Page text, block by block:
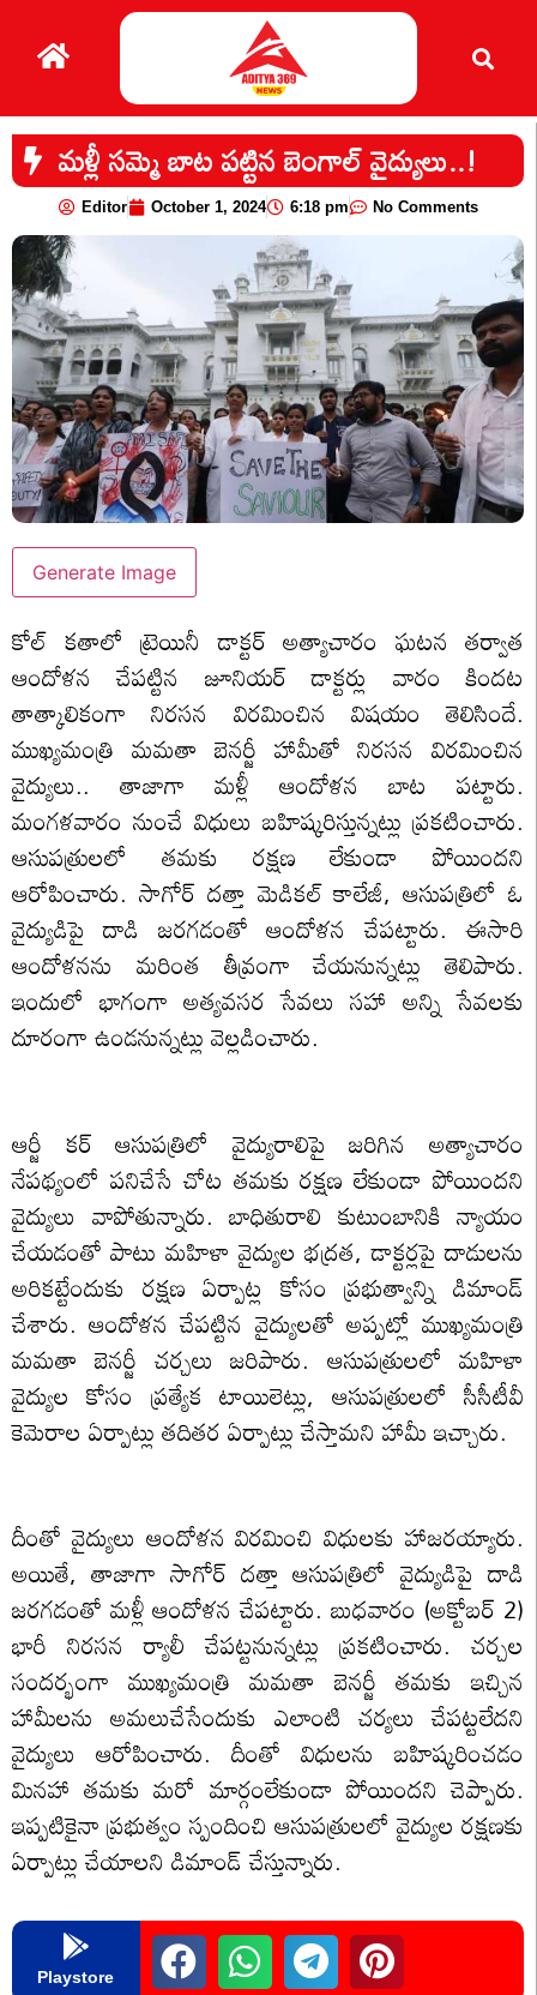
మళ్లీ సమ్మె బాట పట్టిన బెంగాల్ వైద్యులు..!
Editor October 1, 2024 6:18 pm No Comments
Generate Image
కోల్ కతాలో ట్రెయినీ డాక్టర్ అత్యాచారం ఘటన తర్వాత
ఆందోళన చేపట్టిన జూనియర్ డాక్టర్లు వారం కిందట
తాత్కాలికంగా నిరసన విరమించిన విషయం తెలిసిందే.
ముఖ్యమంత్రి మమతా బెనర్జీ హామీతో నిరసన విరమించిన
వైద్యులు.. తాజాగా మళ్లీ ఆందోళన బాట పట్టారు.
మంగళవారం నుంచే విధులు బహిష్కరిస్తున్నట్లు ప్రకటించారు.
ఆసుపత్రులలో తమకు రక్షణ లేకుండా పోయిందని
ఆరోపించారు. సాగోర్ దత్తా మెడికల్ కాలేజీ, ఆసుపత్రిలో ఓ
వైద్యుడిపై దాడి జరగడంతో ఆందోళన చేపట్టారు. ఈసారి
ఆందోళనను మరింత తీవ్రంగా చేయనున్నట్లు తెలిపారు.
ఇందులో భాగంగా అత్యవసర సేవలు సహా అన్ని సేవలకు
దూరంగా ఉండనున్నట్లు వెల్లడించారు.
ఆర్జీ కర్ ఆసుపత్రిలో వైద్యురాలిపై జరిగిన అత్యాచారం
నేపథ్యంలో పనిచేసే చోట తమకు రక్షణ లేకుండా పోయిందని
వైద్యులు వాపోతున్నారు. బాధితురాలి కుటుంబానికి న్యాయం
చేయడంతో పాటు మహిళా వైద్యుల భద్రత, డాక్టర్లపై దాడులను
అరికట్టేందుకు రక్షణ ఏర్పాట్ల కోసం ప్రభుత్వాన్ని డిమాండ్
చేశారు. ఆందోళన చేపట్టిన వైద్యులతో అప్పట్లో ముఖ్యమంత్రి
మమతా బెనర్జీ చర్చలు జరిపారు. ఆసుపత్రులలో మహిళా
వైద్యుల కోసం ప్రత్యేక టాయిలెట్లు, ఆసుపత్రులలో సీసీటీవీ
కెమెరాల ఏర్పాట్లు తదితర ఏర్పాట్లు చేస్తామని హామీ ఇచ్చారు.
దీంతో వైద్యులు ఆందోళన విరమించి విధులకు హాజరయ్యారు.
అయితే, తాజాగా సాగోర్ దత్తా ఆసుపత్రిలో వైద్యుడిపై దాడి
జరగడంతో మళ్లీ ఆందోళన చేపట్టారు. బుధవారం (అక్టోబర్ 2)
భారీ నిరసన ర్యాలీ చేపట్టనున్నట్లు ప్రకటించారు. చర్చల
సందర్భంగా ముఖ్యమంత్రి మమతా బెనర్జీ తమకు ఇచ్చిన
హామీలను అమలుచేసేందుకు ఎలాంటి చర్యలు చేపట్టలేదని
వైద్యులు ఆరోపించారు. దీంతో విధులను బహిష్కరించడం
మినహా తమకు మరో మార్గంలేకుండా పోయిందని చెప్పారు.
ఇప్పటికైనా ప్రభుత్వం స్పందించి ఆసుపత్రులలో వైద్యుల రక్షణకు
ఏర్పాట్లు చేయాలని డిమాండ్ చేస్తున్నారు.
Playstore